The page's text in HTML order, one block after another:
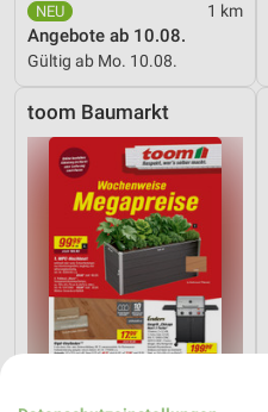
1 km
Angebote ab 10.08.
Gültig ab Mo. 10.08.
toom Baumarkt